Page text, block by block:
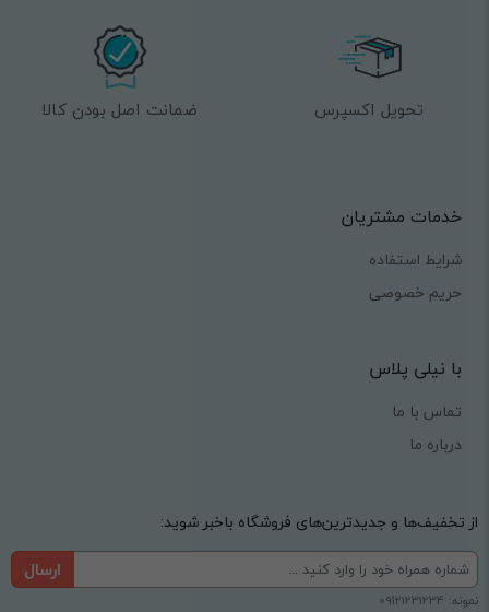
تحویل اکسپرس ضمانت اصل بودن کالا
خدمات مشتریان
شرایط استفاده
حریم خصوصی
با نیلی پلاس
تماس با ما
درباره ما
از تخفیف‌ها و جدیدترین‌های فروشگاه باخبر شوید:
ارسال
نمونه: 09121231234